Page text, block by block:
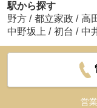
駅から探す
野方 / 都立家政 / 高
中野坂上 / 初台 / 中
営